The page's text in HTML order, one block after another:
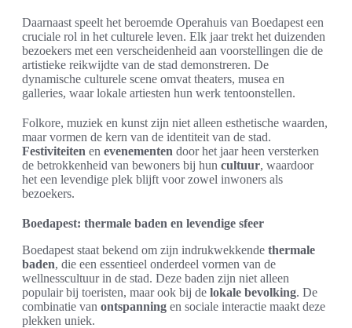
Daarnaast speelt het beroemde Operahuis van Boedapest een
cruciale rol in het culturele leven. Elk jaar trekt het duizenden
bezoekers met een verscheidenheid aan voorstellingen die de
artistieke reikwijdte van de stad demonstreren. De
dynamische culturele scene omvat theaters, musea en
galleries, waar lokale artiesten hun werk tentoonstellen.
Folkore, muziek en kunst zijn niet alleen esthetische waarden,
maar vormen de kern van de identiteit van de stad.
Festiviteiten en evenementen door het jaar heen versterken
de betrokkenheid van bewoners bij hun cultuur, waardoor
het een levendige plek blijft voor zowel inwoners als
bezoekers.
Boedapest: thermale baden en levendige sfeer
Boedapest staat bekend om zijn indrukwekkende thermale
baden, die een essentieel onderdeel vormen van de
wellnesscultuur in de stad. Deze baden zijn niet alleen
populair bij toeristen, maar ook bij de lokale bevolking. De
combinatie van ontspanning en sociale interactie maakt deze
plekken uniek.